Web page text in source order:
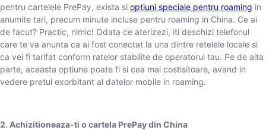
pentru cartelele PrePay, exista si optiuni speciale pentru roaming in
anumite tari, precum minute incluse pentru roaming in China. Ce ai
de facut? Practic, nimic! Odata ce aterizezi, iti deschizi telefonul
care te va anunta ca ai fost conectat la una dintre retelele locale si
ca vei fi tarifat conform ratelor stabilite de operatorul tau. Pe de alta
parte, aceasta optiune poate fi si cea mai costisitoare, avand in
vedere pretul exorbitant al datelor mobile in roaming.
2. Achizitioneaza-ti o cartela PrePay din China